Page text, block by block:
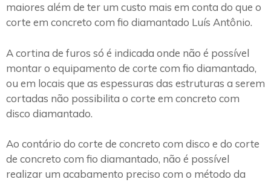
maiores além de ter um custo mais em conta do que o
corte em concreto com fio diamantado Luís Antônio.
A cortina de furos só é indicada onde não é possível
montar o equipamento de corte com fio diamantado,
ou em locais que as espessuras das estruturas a serem
cortadas não possibilita o corte em concreto com
disco diamantado.
Ao contário do corte de concreto com disco e do corte
de concreto com fio diamantado, não é possível
realizar um acabamento preciso com o método da